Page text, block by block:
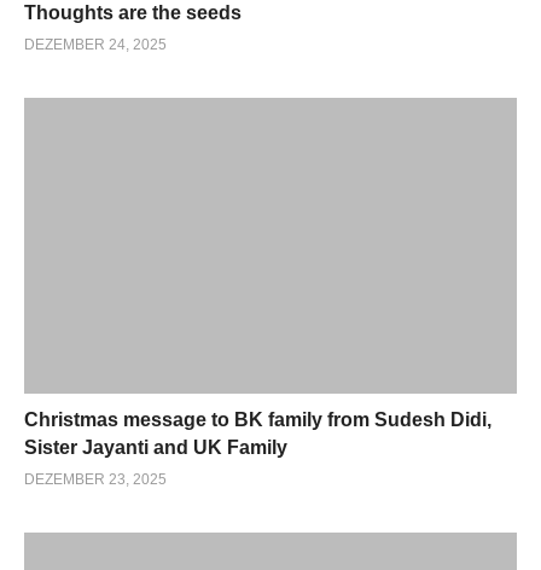
Thoughts are the seeds
DEZEMBER 24, 2025
Christmas message to BK family from Sudesh Didi,
Sister Jayanti and UK Family
DEZEMBER 23, 2025